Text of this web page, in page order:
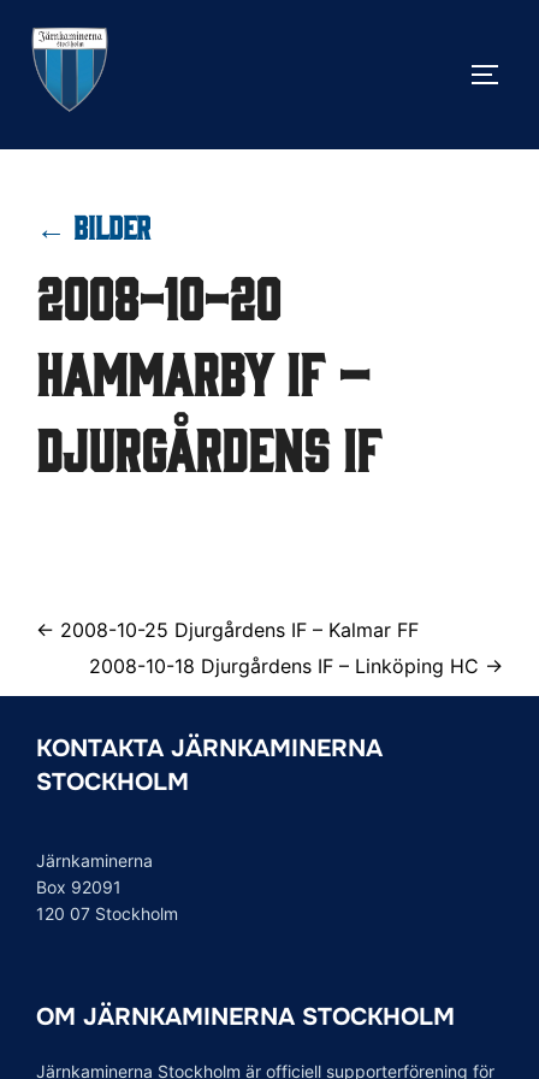
innehåll
← BILDER
2008-10-20
Hammarby IF –
Djurgårdens IF
← 2008-10-25 Djurgårdens IF – Kalmar FF
2008-10-18 Djurgårdens IF – Linköping HC →
KONTAKTA JÄRNKAMINERNA
STOCKHOLM
Järnkaminerna
Box 92091
120 07 Stockholm
OM JÄRNKAMINERNA STOCKHOLM
Järnkaminerna Stockholm är officiell supporterförening för